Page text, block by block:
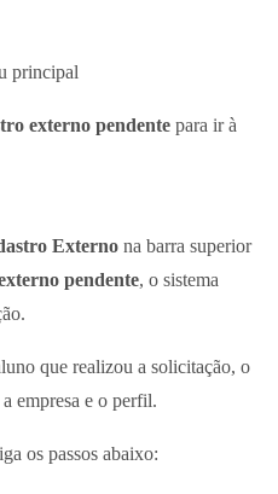
principal
externo pendente para ir à
Externo na barra superior
pendente, o sistema
que realizou a solicitação, o
empresa e o perfil.
os passos abaixo: